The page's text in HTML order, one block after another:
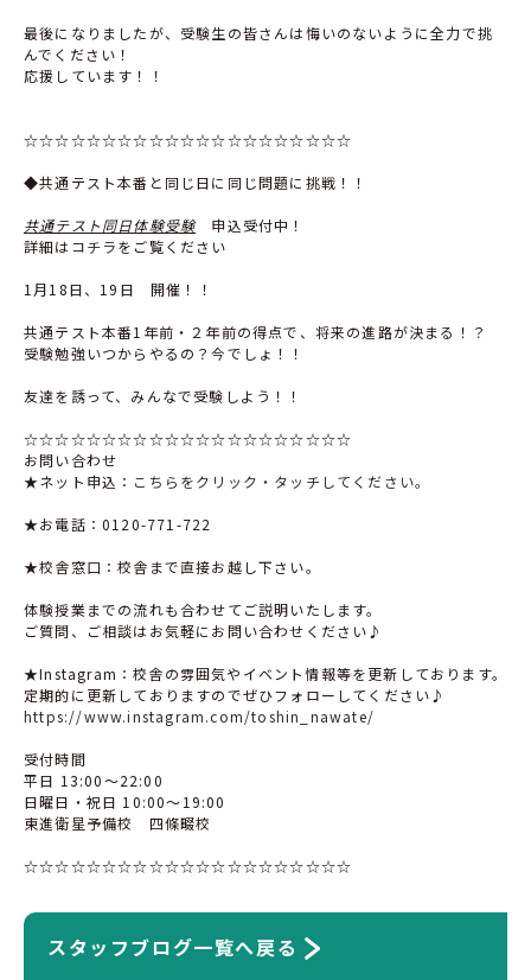
最後になりましたが、受験生の皆さんは悔いのないように全力で挑
んでください！
応援しています！！
☆☆☆☆☆☆☆☆☆☆☆☆☆☆☆☆☆☆☆☆☆
◆共通テスト本番と同じ日に同じ問題に挑戦！！
共通テスト同日体験受験申込受付中！
詳細はコチラをご覧ください
1月18日、 19 日 開催！！
共通テスト本番1 年前・２年前の得点で、将来の進路が決まる！？
受験勉強いつからやるの？今でしょ！！
友達を誘って、みんなで受験しよう！！
☆☆☆☆☆☆☆☆☆☆☆☆☆☆☆☆☆☆☆☆☆
お問い合わせ
★ネット申込： こちらをクリック・タッチしてください。
★お電話： 0120-771-722
★校舎窓口：校舎まで直接お越し下さい。
体験授業までの流れも合わせてご説明いたします。
ご質問、ご相談はお気軽にお問い合わせください♪
★Instagram ：校舎の雰囲気やイベント情報等を更新しております。
定期的に更新しておりますのでぜひフォローしてください♪
https://www.instagram.com/toshin_nawate/
受付時間
平日 13:00〜22:00
日曜日・祝日 10:00〜19:00
東進衛星予備校 四條畷校
☆☆☆☆☆☆☆☆☆☆☆☆☆☆☆☆☆☆☆☆☆
スタッフブログ一覧へ戻る